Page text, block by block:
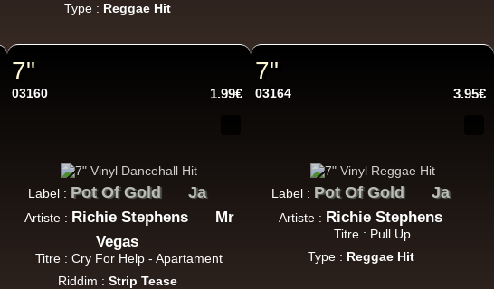
18.95€
Type : Reggae Hit
7"
03160 1.99€
Label : Pot Of Gold Ja
Artiste : Richie Stephens
Mr
Vegas
Titre : Cry For Help - Apartament
Riddim : Strip Tease
7"
03164 3.95€
Label : Pot Of Gold Ja
Artiste : Richie Stephens
Titre : Pull Up
Type : Reggae Hit